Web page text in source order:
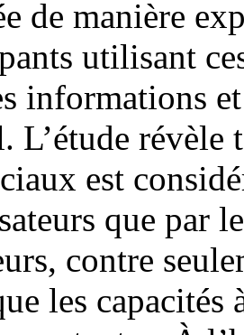
de manière
utilisant
informations
L’étude
est
que par
contre
les